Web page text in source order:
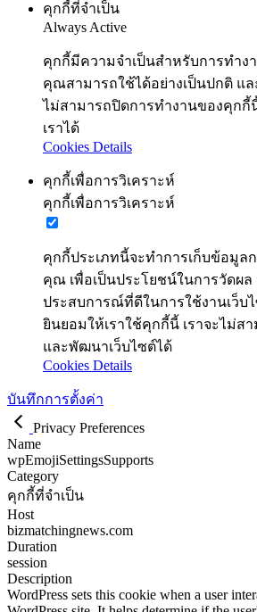
คุกกี้ที่จำเป็น
Always Active
คุกกี้มีความจำเป็นสำหรับการทำง
คุณสามารถใช้ได้อย่างเป็นปกติ แ
ไม่สามารถปิดการทำงานของคุกกี้
เราได้
Cookies Details
คุกกี้เพื่อการวิเคราะห์
คุกกี้เพื่อการวิเคราะห์
คุกกี้ประเภทนี้จะทำการเก็บข้อมูล
คุณ เพื่อเป็นประโยชน์ในการวัดผ
ประสบการณ์ที่ดีในการใช้งานเว็บ
ยินยอมให้เราใช้คุกกี้นี้ เราจะไม่ส
และพัฒนาเว็บไซต์ได้
Cookies Details
บันทึกการตั้งค่า
Privacy Preferences
Name
wpEmojiSettingsSupports
Category
คุกกี้ที่จำเป็น
Host
bizmatchingnews.com
Duration
session
Description
WordPress sets this cookie when a user